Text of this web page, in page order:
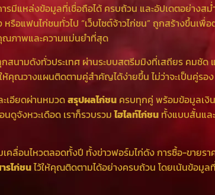
ารมีแหล่งข้อมูลที่เชื่อถือได้ ครบถ้วน และอัปเดตอย่า
หรือแฟนไก่ชนทั่วไป “เว็บไซต์จ้าวไก่ชน” ถูกสร้างขึ้น
ภาพและความแม่นยำที่สุด
สนามดังทั่วประเทศ ผ่านระบบสตรีมมิงที่เสถียร คมชั
คุณวางแผนติดตามคู่สำคัญได้ง่ายขึ้น ไม่ว่าจะเป็นคู่รอ
เอียดผ่านหมวดสรุปผลไก่ชน ครบทุกคู่ พร้อมข้อมูลเงิ
ดูจังหวะเดือด เราก็รวบรวมไฮไลท์ไก่ชน ทั้งแบบสั้นแล
เคลื่อนไหวตลอดทั้งปี ทั้งข่าวฟอร์มไก่ดัง การซื้อ-ขายร
รไก่ชนไว้ให้คุณติดตามได้อย่างครบถ้วน โดยเน้นข้อมู